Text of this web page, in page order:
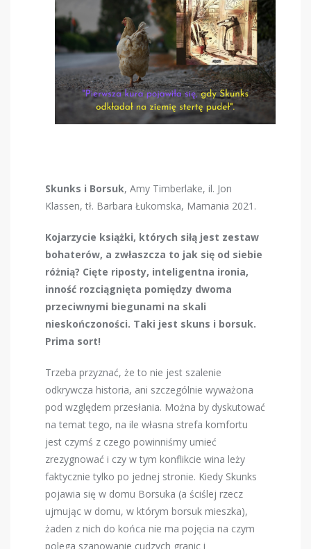
Skunks i Borsuk, Amy Timberlake, il. Jon
Klassen, tł. Barbara Łukomska, Mamania 2021.
Kojarzycie książki, których siłą jest zestaw
bohaterów, a zwłaszcza to jak się od siebie
różnią? Cięte riposty, inteligentna ironia,
inność rozciągnięta pomiędzy dwoma
przeciwnymi biegunami na skali
nieskończoności. Taki jest skuns i borsuk.
Prima sort!
Trzeba przyznać, że to nie jest szalenie
odkrywcza historia, ani szczególnie wyważona
pod względem przesłania. Można by dyskutować
na temat tego, na ile własna strefa komfortu
jest czymś z czego powinniśmy umieć
zrezygnować i czy w tym konflikcie wina leży
faktycznie tylko po jednej stronie. Kiedy Skunks
pojawia się w domu Borsuka (a ściślej rzecz
ujmując w domu, w którym borsuk mieszka),
żaden z nich do końca nie ma pojęcia na czym
polega szanowanie cudzych granic i